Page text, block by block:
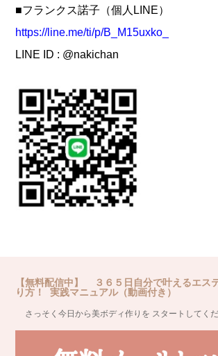
■フランクス諾子（個人LINE）
https://line.me/ti/p/B_M15uxko_
LINE ID : @nakichan
【無料配信中】 ３６５日自分で叶えるエス
り方！ 実践マニュアル（動画付き）
さっそく今日から美ボディ作りを スタートしてく